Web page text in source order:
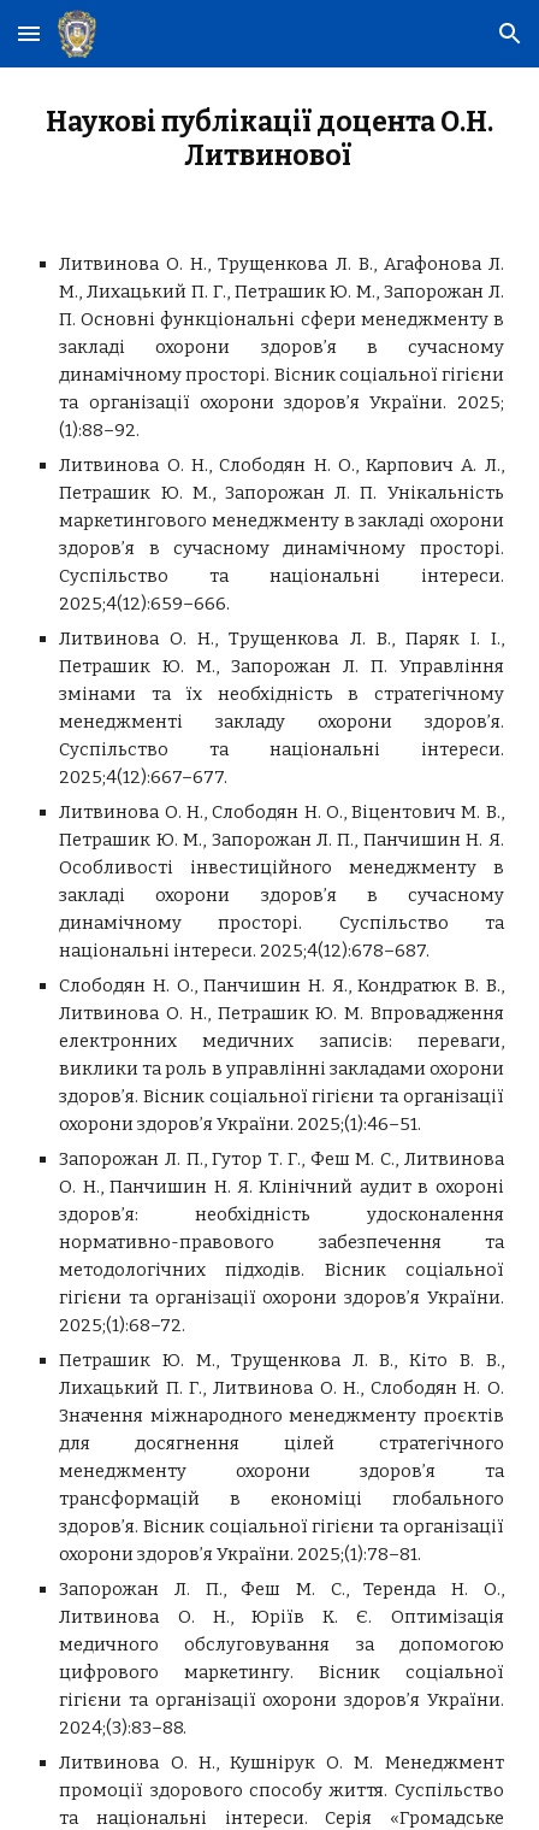
Skip to main content Skip to navigation
Наукові публікації доцентаО.Н.
Литвинової
Литвинова О. Н., Трущенкова Л. В., Агафонова Л.
М., Лихацький П. Г., Петрашик Ю. М., Запорожан Л.
П. Основні функціональні сфери менеджменту в
закладі охорони здоров’я в сучасному
динамічному просторі. Вісник соціальної гігієни
та організації охорони здоров’я України. 2025;
(1):88–92.
Литвинова О. Н., Слободян Н. О., Карпович А. Л.,
Петрашик Ю. М., Запорожан Л. П. Унікальність
маркетингового менеджменту в закладі охорони
здоров’я в сучасному динамічному просторі.
Суспільство та національні інтереси.
2025;4(12):659–666.
Литвинова О. Н., Трущенкова Л. В., Паряк І. І.,
Петрашик Ю. М., Запорожан Л. П. Управління
змінами та їх необхідність в стратегічному
менеджменті закладу охорони здоров’я.
Суспільство та національні інтереси.
2025;4(12):667–677.
Литвинова О. Н., Слободян Н. О., Віцентович М. В.,
Петрашик Ю. М., Запорожан Л. П., Панчишин Н. Я.
Особливості інвестиційного менеджменту в
закладі охорони здоров’я в сучасному
динамічному просторі. Суспільство та
національні інтереси. 2025;4(12):678–687.
Слободян Н. О., Панчишин Н. Я., Кондратюк В. В.,
Литвинова О. Н., Петрашик Ю. М. Впровадження
електронних медичних записів: переваги,
виклики та роль в управлінні закладами охорони
здоров’я. Вісник соціальної гігієни та організації
охорони здоров’я України. 2025;(1):46–51.
Запорожан Л. П., Гутор Т. Г., Феш М. С., Литвинова
О. Н., Панчишин Н. Я. Клінічний аудит в охороні
здоров’я: необхідність удосконалення
нормативно-правового забезпечення та
методологічних підходів. Вісник соціальної
гігієни та організації охорони здоров’я України.
2025;(1):68–72.
Петрашик Ю. М., Трущенкова Л. В., Кіто В. В.,
Лихацький П. Г., Литвинова О. Н., Слободян Н. О.
Значення міжнародного менеджменту проєктів
для досягнення цілей стратегічного
менеджменту охорони здоров’я та
трансформацій в економіці глобального
здоров’я. Вісник соціальної гігієни та організації
охорони здоров’я України. 2025;(1):78–81.
Запорожан Л. П., Феш М. С., Теренда Н. О.,
Литвинова О. Н., Юріїв К. Є. Оптимізація
медичного обслуговування за допомогою
цифрового маркетингу. Вісник соціальної
гігієни та організації охорони здоров’я України.
2024;(3):83–88.
Литвинова О. Н., Кушнірук О. М. Менеджмент
промоції здорового способу життя. Суспільство
та національні інтереси. Серія «Громадське